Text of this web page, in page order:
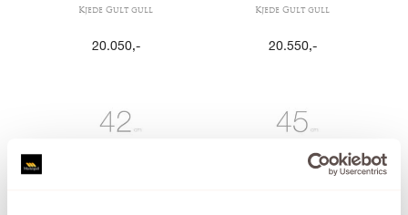
Kjede Gult gull
20.050,-
Kjede Gult gull
20.550,-